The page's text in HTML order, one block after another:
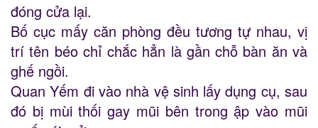
đóng cửa lại.
Bố cục mấy căn phòng đều tương tự nhau, vị
trí tên béo chỉ chắc hẳn là gần chỗ bàn ăn và
ghế ngồi.
Quan Yếm đi vào nhà vệ sinh lấy dụng cụ, sau
đó bị mùi thối gay mũi bên trong ập vào mũi